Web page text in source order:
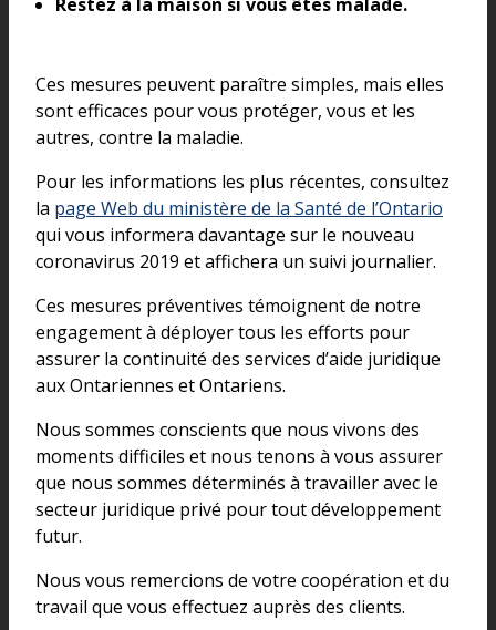
Ces mesures peuvent paraître simples, mais elles
sont efficaces pour vous protéger, vous et les
autres, contre la maladie.
Pour les informations les plus récentes, consultez
la page Web du ministère de la Santé de l’Ontario
qui vous informera davantage sur le nouveau
coronavirus 2019 et affichera un suivi journalier.
Ces mesures préventives témoignent de notre
engagement à déployer tous les efforts pour
assurer la continuité des services d’aide juridique
aux Ontariennes et Ontariens.
Nous sommes conscients que nous vivons des
moments difficiles et nous tenons à vous assurer
que nous sommes déterminés à travailler avec le
secteur juridique privé pour tout développement
futur.
Nous vous remercions de votre coopération et du
travail que vous effectuez auprès des clients.